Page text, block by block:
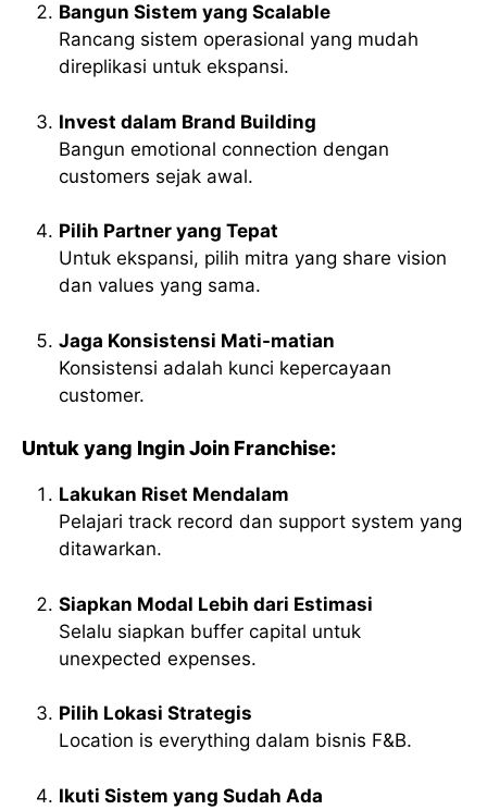
Bangun Sistem yang Scalable
Rancang sistem operasional yang mudah
direplikasi untuk ekspansi.
Invest dalam Brand Building
Bangun emotional connection dengan
customers sejak awal.
Pilih Partner yang Tepat
Untuk ekspansi, pilih mitra yang share vision
dan values yang sama.
Jaga Konsistensi Mati-matian
Konsistensi adalah kunci kepercayaan
customer.
Untuk yang Ingin Join Franchise:
Lakukan Riset Mendalam
Pelajari track record dan support system yang
ditawarkan.
Siapkan Modal Lebih dari Estimasi
Selalu siapkan buffer capital untuk
unexpected expenses.
Pilih Lokasi Strategis
Location is everything dalam bisnis F&B.
Ikuti Sistem yang Sudah Ada